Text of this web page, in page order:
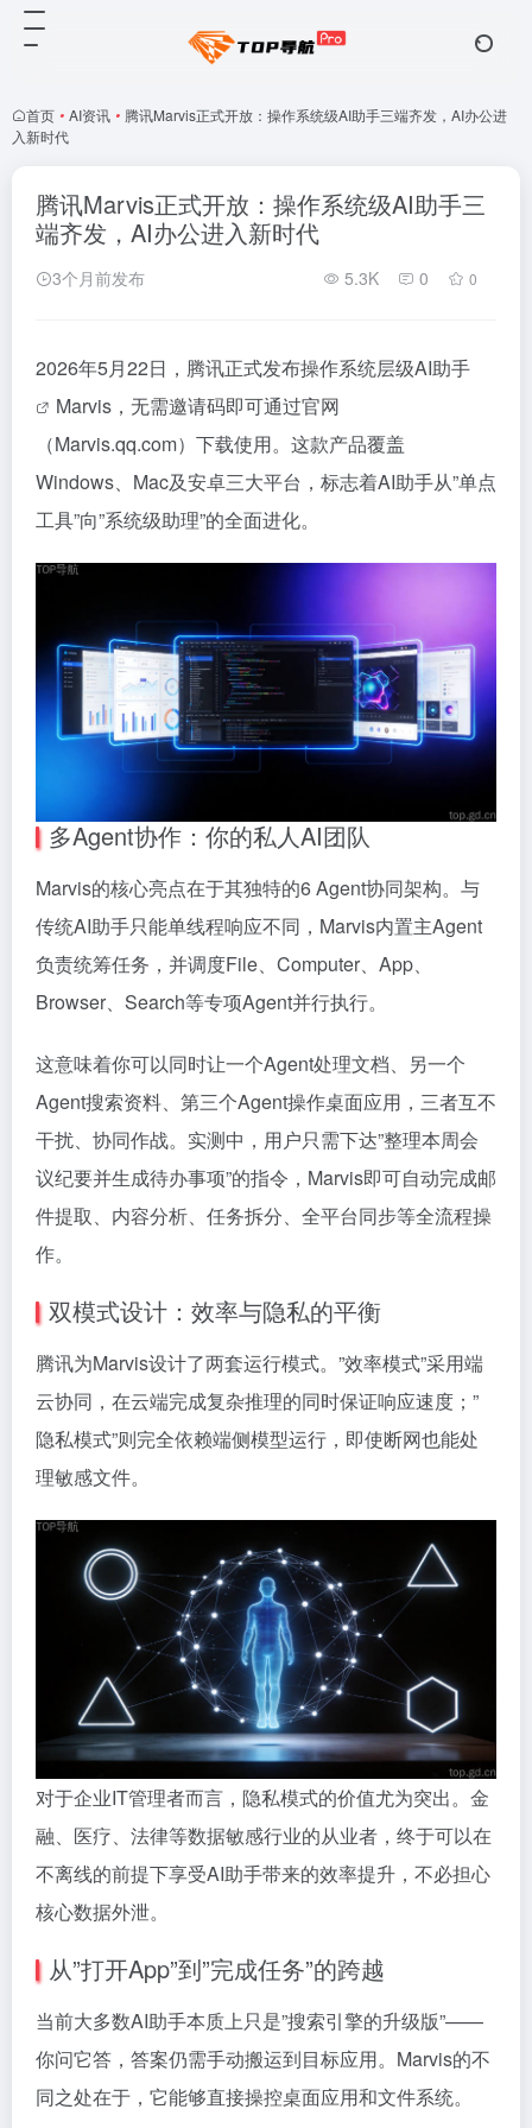
首页 • AI资讯 • 腾讯Marvis正式开放：操作系统级AI助手三端齐发，AI办公进
入新时代
腾讯Marvis正式开放：操作系统级AI助手三
端齐发，AI办公进入新时代
3个月前发布 5.3K 0 0
2026年5月22日，腾讯正式发布操作系统层级AI助手
Marvis，无需邀请码即可通过官网
（Marvis.qq.com）下载使用。这款产品覆盖
Windows、Mac及安卓三大平台，标志着AI助手从”单点
工具”向”系统级助理”的全面进化。
多Agent协作：你的私人AI团队
Marvis的核心亮点在于其独特的6 Agent协同架构。与
传统AI助手只能单线程响应不同，Marvis内置主Agent
负责统筹任务，并调度File、Computer、App、
Browser、Search等专项Agent并行执行。
这意味着你可以同时让一个Agent处理文档、另一个
Agent搜索资料、第三个Agent操作桌面应用，三者互不
干扰、协同作战。实测中，用户只需下达”整理本周会
议纪要并生成待办事项”的指令，Marvis即可自动完成邮
件提取、内容分析、任务拆分、全平台同步等全流程操
作。
双模式设计：效率与隐私的平衡
腾讯为Marvis设计了两套运行模式。”效率模式”采用端
云协同，在云端完成复杂推理的同时保证响应速度；”
隐私模式”则完全依赖端侧模型运行，即使断网也能处
理敏感文件。
对于企业IT管理者而言，隐私模式的价值尤为突出。金
融、医疗、法律等数据敏感行业的从业者，终于可以在
不离线的前提下享受AI助手带来的效率提升，不必担心
核心数据外泄。
从”打开App”到”完成任务”的跨越
当前大多数AI助手本质上只是”搜索引擎的升级版”——
你问它答，答案仍需手动搬运到目标应用。Marvis的不
同之处在于，它能够直接操控桌面应用和文件系统。